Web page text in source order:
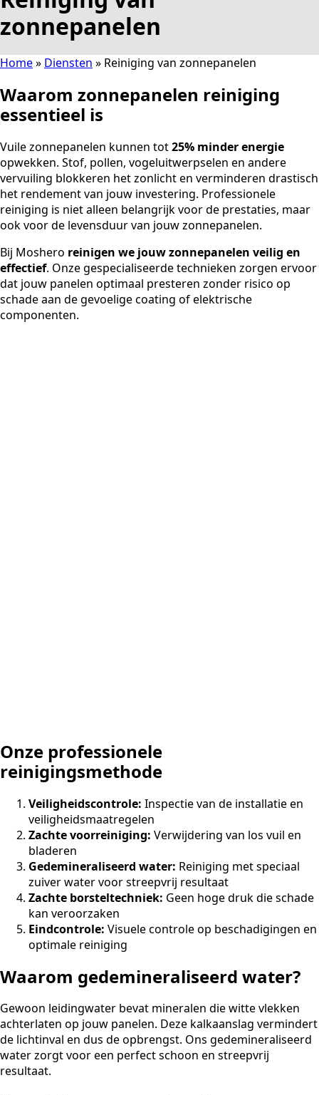
zonnepanelen
Home» Diensten » Reiniging van zonnepanelen
Waarom zonnepanelen reiniging
essentieel is
Vuile zonnepanelen kunnen tot25% minder energie
opwekken. Stof, pollen, vogeluitwerpselen en andere
vervuiling blokkeren het zonlicht en verminderen drastisch
het rendement van jouw investering. Professionele
reiniging is niet alleen belangrijk voor de prestaties, maar
ook voor de levensduur van jouw zonnepanelen.
Bij Moshero reinigen we jouw zonnepanelen veilig en
effectief. Onze gespecialiseerde technieken zorgen ervoor
dat jouw panelen optimaal presteren zonder risico op
schade aan de gevoelige coating of elektrische
componenten.
Onze professionele
reinigingsmethode
Veiligheidscontrole: Inspectie van de installatie en
veiligheidsmaatregelen
Zachte voorreiniging: Verwijdering van los vuil en
bladeren
Gedemineraliseerd water: Reiniging met speciaal
zuiver water voor streepvrij resultaat
Zachte borsteltechniek: Geen hoge druk die schade
kan veroorzaken
Eindcontrole: Visuele controle op beschadigingen en
optimale reiniging
Waarom gedemineraliseerd water?
Gewoon leidingwater bevat mineralen die witte vlekken
achterlaten op jouw panelen. Deze kalkaanslag vermindert
de lichtinval en dus de opbrengst. Ons gedemineraliseerd
water zorgt voor een perfect schoon en streepvrij
resultaat.